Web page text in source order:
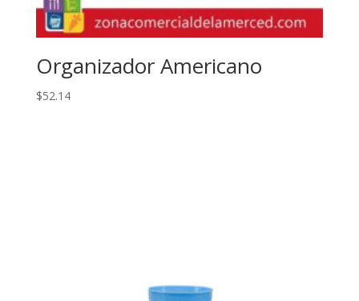
Organizador Americano
$52.14